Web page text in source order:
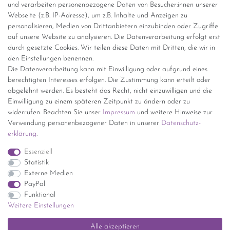
und verarbeiten personenbezogene Daten von Besucher:innen unserer
Webseite (z.B. IP-Adresse), um z.B. Inhalte und Anzeigen zu
personalisieren, Medien von Drittanbietern einzubinden oder Zugriffe
auf unsere Website zu analysieren. Die Datenverarbeitung erfolgt erst
durch gesetzte Cookies. Wir teilen diese Daten mit Dritten, die wir in
den Einstellungen benennen.
Die Datenverarbeitung kann mit Einwilligung oder aufgrund eines
berechtigten Interesses erfolgen. Die Zustimmung kann erteilt oder
abgelehnt werden. Es besteht das Recht, nicht einzuwilligen und die
Einwilligung zu einem späteren Zeitpunkt zu ändern oder zu
widerrufen. Beachten Sie unser Impressum und weitere Hinweise zur
Verwendung personenbezogener Daten in unserer Daten­schutz­
erklärung.
Essenziell
Statistik
Externe Medien
PayPal
Funktional
Weitere Einstellungen
Alle akzeptieren
Versandinformationen
Versand per GLS (6,90 Euro) oder DHL (8,49 Euro ) inkl. MwSt.
(innerhalb Deutschlands)
kostenfreie Lieferung ab 150 Euro Warenwert (innerhalb
Deutschlands)
Übersicht Internationale Versandkosten
Wir kaufen an
Sie haben zuviel Porzellan im Schrank? Gerne kaufen wir dieses an.
Einfach unverbindliches Angebot anfordern.
*Endpreis inkl. MwSt. (Dieser Artikel unterliegt gem. § 25a
UStG der Differenzbesteuerung, ein Ausweis der
Mehrwertsteuer auf der Rechnung erfolgt nicht.)
Impressum Daten­schutz­erklärung